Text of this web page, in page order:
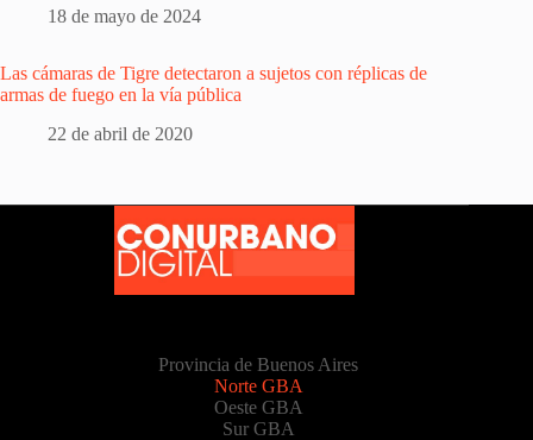
18 de mayo de 2024
Las cámaras de Tigre detectaron a sujetos con réplicas de
armas de fuego en la vía pública
22 de abril de 2020
Provincia de Buenos Aires
Norte GBA
Oeste GBA
Sur GBA